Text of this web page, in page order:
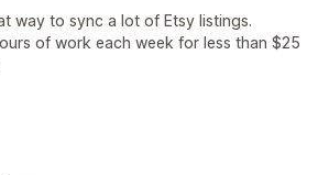
way to sync a lot of Etsy listings.
of work each week for less than $25